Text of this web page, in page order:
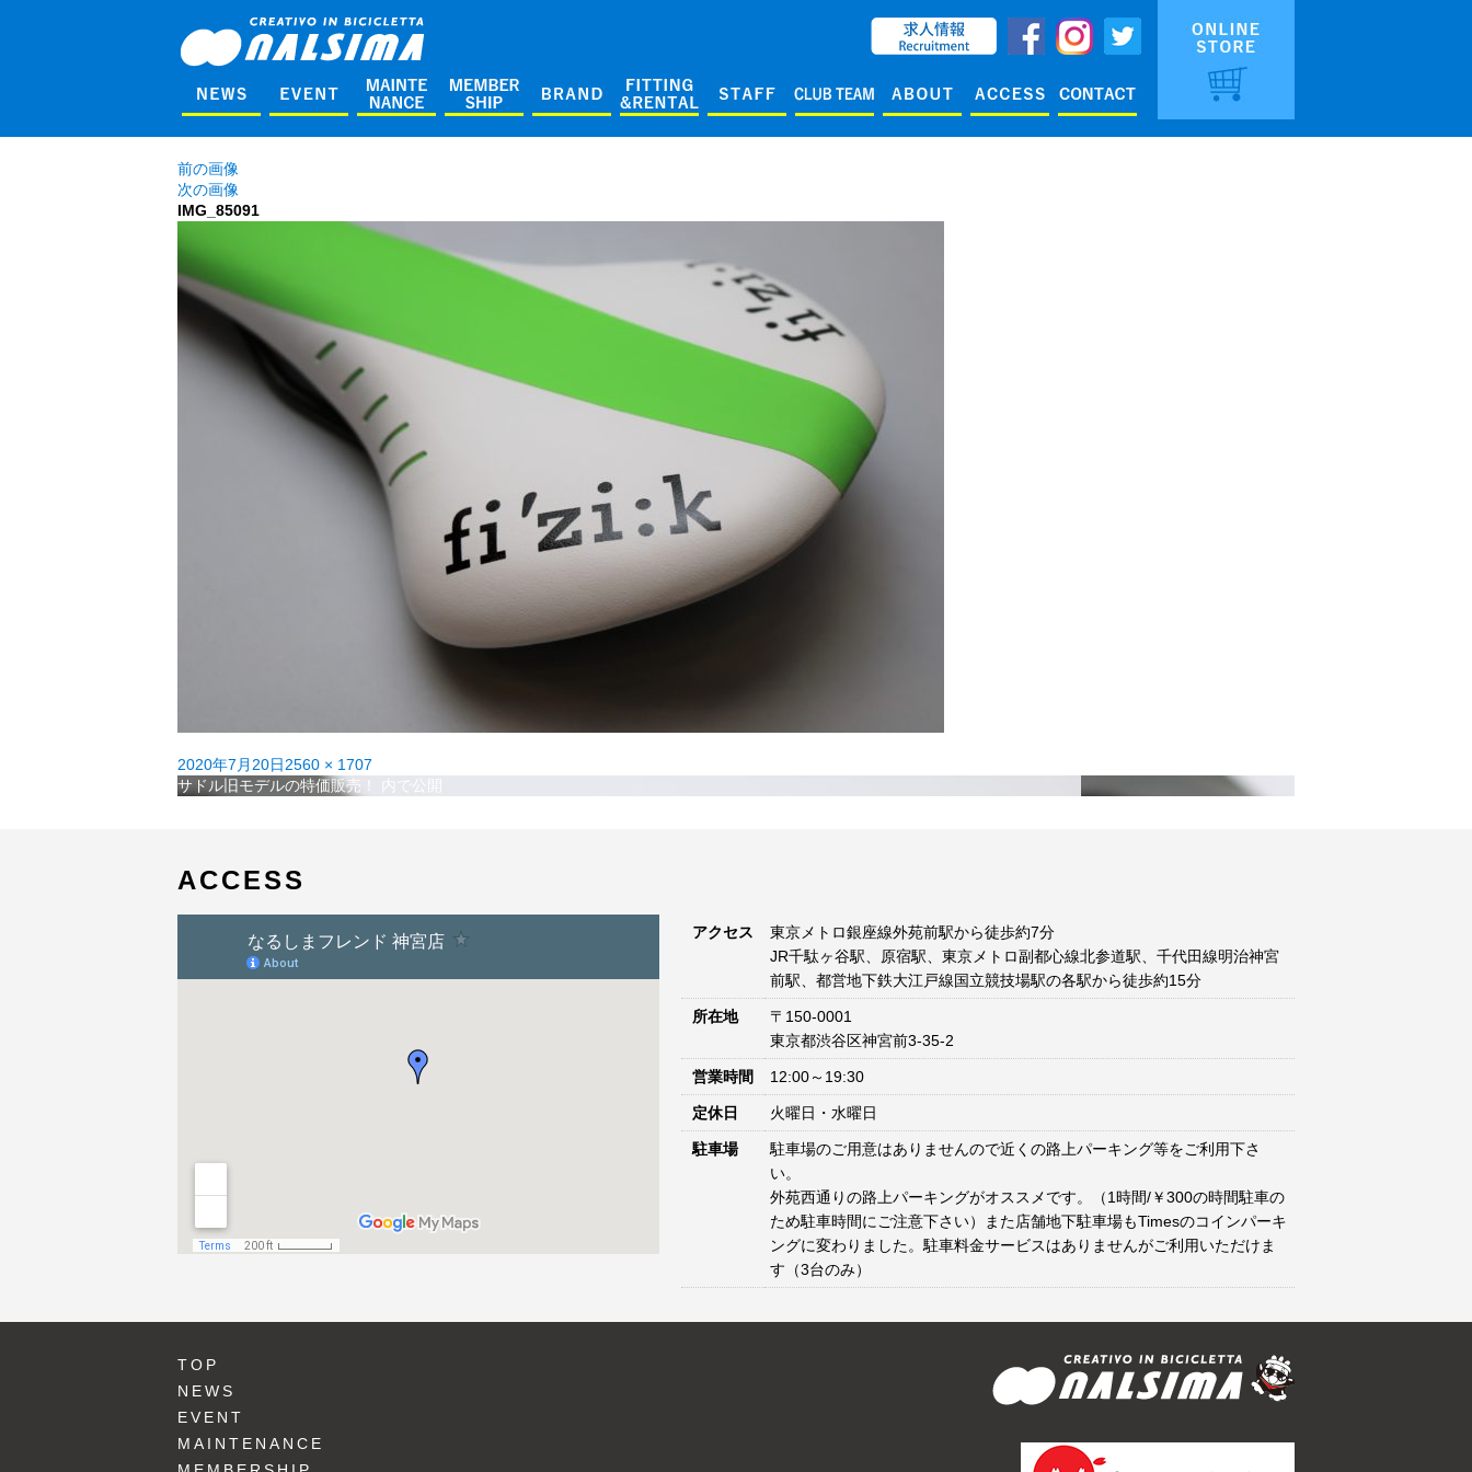
前の画像
次の画像
IMG_85091
投
稿
2020年7月20日フ
ル
2560 × 1707
投
ゲ
ー
サドル旧モデルの特価販売！ 内で公開
ACCESS
アクセス
東京メトロ銀座線外苑前駅から徒歩約7分
JR千駄ヶ谷駅、原宿駅、東京メトロ副都心線北参道駅、千代田線明治神宮
前駅、都営地下鉄大江戸線国立競技場駅の各駅から徒歩約15分
所在地
〒150-0001
東京都渋谷区神宮前3-35-2
営業時間 12:00～19:30
定休日 火曜日・水曜日
駐車場
駐車場のご用意はありませんので近くの路上パーキング等をご利用下さ
い。
外苑西通りの路上パーキングがオススメです。（1時間/￥300の時間駐車の
ため駐車時間にご注意下さい）また店舗地下駐車場もTimesのコインパーキ
ングに変わりました。駐車料金サービスはありませんがご利用いただけま
す（3台のみ）
TOP
NEWS
EVENT
MAINTENANCE